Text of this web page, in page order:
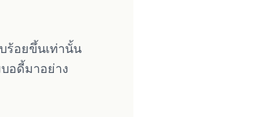
ร้อยขึ้นเท่านั้น
อดี้มาอย่าง